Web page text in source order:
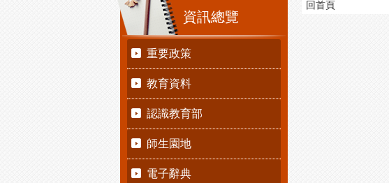
資訊總覽
重要政策
教育資料
認識教育部
師生園地
電子辭典
回首頁